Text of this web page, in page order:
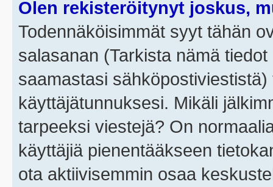
Olen rekisteröitynyt joskus,
Todennäköisimmät syyt tähän
salasanan (Tarkista nämä
saamastasi
käyttäjätunnuksesi. Mikäli
tarpeeksi viestejä? On
käyttäjiä pienentääkseen
ota aktiivisemmin osaa